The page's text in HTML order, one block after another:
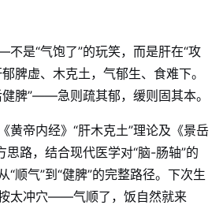
是“气饱了”的玩笑，而是肝在“攻
脾虚、木克土，气郁生、食难下。
脾”——急则疏其郁，缓则固其本。
黄帝内经》“肝木克土”理论及《景岳
思路，结合现代医学对“脑-肠轴”的
“顺气”到“健脾”的完整路径。下次生
太冲穴——气顺了，饭自然就来